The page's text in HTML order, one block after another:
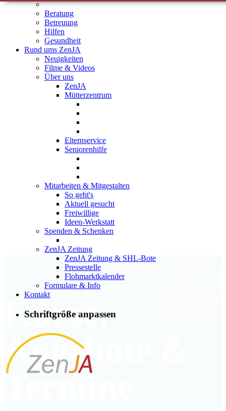
Beratung
Betreuung
Hilfen
Gesundheit
Rund ums ZenJA
Neuigkeiten
Filme & Videos
Über uns
ZenJA
Mütterzentrum
Elternservice
Seniorenhilfe
Mitarbeiten & Mitgestalten
So geht's
Aktuell gesucht
Freiwillige
Ideen-Werkstatt
Spenden & Schenken
ZenJA Zeitung
ZenJA Zeitung & SHL-Bote
Pressestelle
Flohmarktkalender
Formulare & Info
Kontakt
Schriftgröße anpassen
Kurse,
Angebote &
Termine